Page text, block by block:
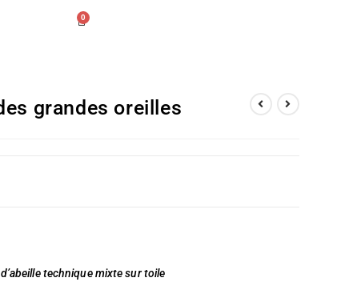
0
grandes oreilles
technique mixte sur toile